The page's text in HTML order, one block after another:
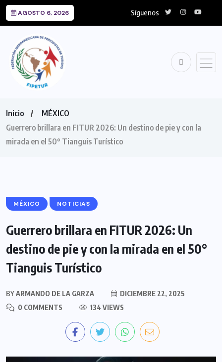
AGOSTO 6, 2026 Síguenos
Inicio
MÉXICO
Guerrero brillara en FITUR 2026: Un destino de pie y con la
mirada en el 50° Tianguis Turístico
MÉXICO NOTICIAS
Guerrero brillara en FITUR 2026: Un
destino de pie y con la mirada en el 50°
Tianguis Turístico
BYARMANDO DE LA GARZA
DICIEMBRE 22, 2025
0 COMMENTS
134 VIEWS